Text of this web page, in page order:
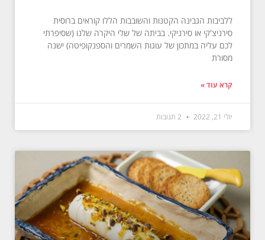
ללביבות הגבינה הקטנות והשובבות הללו קוראים ברוסית
סירניצ'קי או סירניקי. בביתה של שלי היקרה שלנו (שסיפרתי
לכם עליה במתכון של עוגות השמרים והספנקופיטה) ישנה
מסורת
קרא עוד »
יולי 21, 2022